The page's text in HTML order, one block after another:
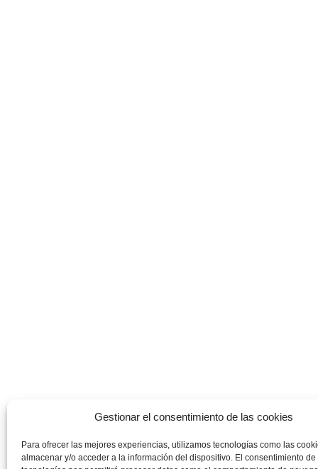
Gestionar el consentimiento de las cookies
Para ofrecer las mejores experiencias, utilizamos tecnologías como las
almacenar y/o acceder a la información del dispositivo. El consentimiento de